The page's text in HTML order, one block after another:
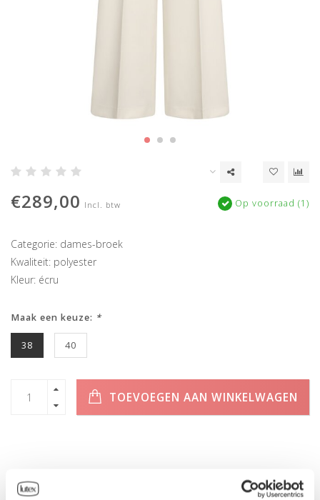
€289,00 Incl. btw Op voorraad (1)
Categorie: dames-broek
Kwaliteit: polyester
Kleur: écru
Maak een keuze: *
38 40
TOEVOEGEN AAN WINKELWAGEN